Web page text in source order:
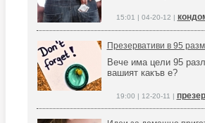
15:01 | 04-20-12 |
Презервативи в 95
Вече има цели 95
вашият какъв е?
19:00 | 12-20-11 |